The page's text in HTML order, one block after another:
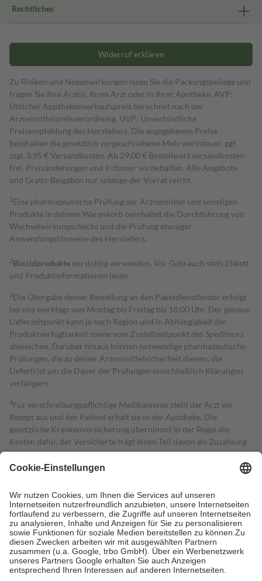
Rechtliches
Widerruf erklären
Zu Risiken und Nebenwirkungen lesen Sie die Packungsbeilage und
fragen Sie Ihre Ärztin, Ihren Arzt oder in Ihrer Apotheke. AVP:
Üblicher Apothekenverkaufspreis berechnet nach der
Arzneimittelpreisverordnung. UVP: Unverbindliche
Preisempfehlung des Herstellers. Die angegebenen Preise
beinhalten die gesetzlich vorgeschriebene Mehrwertsteuer, ggf.
zzgl. 3,95 € Versandkosten. Ab 29,00 € Bestell­wert versand­kosten­
frei. Preisänderungen und Irrtümer vorbehalten. Alle Angebote
und Gratis-Beigaben nur solange der Vorrat reicht.
1 Eine pharmazeutische Prüfung der Arzneimittel und sonstigen
Produkte in deinem Warenkorb beinhaltet die Durchführung von
Wechselwirkungschecks und die Prüfung etwaiger
Anwendungshinweise des Herstellers.
2Biozidproduktevorsichtig verwenden. Vor Gebrauch stets Etikett
und Produktinformationen lesen.
3Die Übergabe deiner Bestellung an den Paketdienstleister erfolgt
bei uns werktags von Montag bis Freitag bis 18:00 Uhr. Der genaue
Lieferzeitpunkt kann je nach Region und in Abhängigkeit der
Produktverfügbarkeit sowie vom Zustellzeitpunkt des Spediteurs
abweichen. Darüber hinaus können notwendige pharmazeutische
Prüfungen, die zu deiner Arzneimittelsicherheit dienen, die
Lieferfrist um die Dauer der Prüfungen einschließlich Klärungen
verlängern.
4Für verschreibungspflichtige Medikamente stellt der Arzt ein
Rezept aus und der Patient erhält sie in der Apotheke. Die
gesetzliche Krankenversicherung übernimmt in der Regel die
Kosten dafür, der Versicherte trägt einen Teil davon als Zuzahlung
mit.
Grundsätzlich leisten Mitglieder Zuzahlungen in Höhe von zehn
höchstens zehn Euro.
Es sind jedoch nie mehr als die tatsächlichen
Kosten der Leistung zu entrichten.
Diese Regeln gelten grundsätzlich auch für Online-Apotheken.
Bei Heilmitteln und häuslicher Krankenpflege beträgt die
Zuzahlung zehn Prozent der Kosten sowie zehn Euro je
Verordnung.
Um das Engagement der Versicherten für ihre eigene Gesundheit zu
stärken und die besondere Stellung der Familie zu unterstützen,